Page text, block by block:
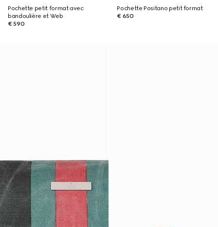
Pochette petit format avec
bandoulière et Web
€ 590
Pochette Positano petit format
€ 650